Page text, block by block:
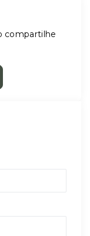
compartilhe